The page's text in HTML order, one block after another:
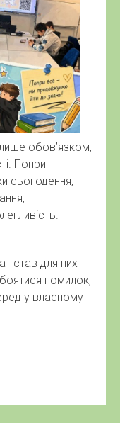
обов’язком,
Попри
сьогодення,
став для них
помилок,
у власному